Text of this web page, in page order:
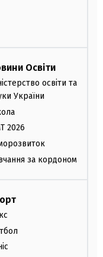
Освіти
освіти та
України
2026
за кордоном